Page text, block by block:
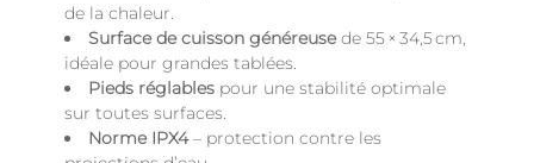
de la chaleur.
Surface de cuisson généreusede 55 × 34,5 cm,
idéale pour grandes tablées.
Pieds réglables pour une stabilité optimale
sur toutes surfaces.
Norme IPX4– protection contre les